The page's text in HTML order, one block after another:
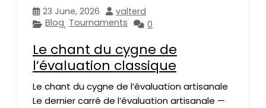
23 June, 2026
valterd
Blog, Tournaments 0
Le chant du cygne de
l’évaluation classique
Le chant du cygne de l’évaluation artisanale
Le dernier carré de l’évaluation artisanale —